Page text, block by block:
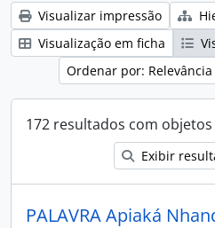
Visualizar impressão
Visualização em ficha
Ordenar por: Relevância
172 resultados com
Exibir
PALAVRA Apiaká